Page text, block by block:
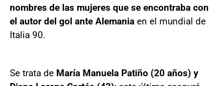
nombres de las mujeres que se encontraba con
el autor del gol ante Alemania en el mundial de
Italia 90.
Se trata de María Manuela Patiño (20 años) y